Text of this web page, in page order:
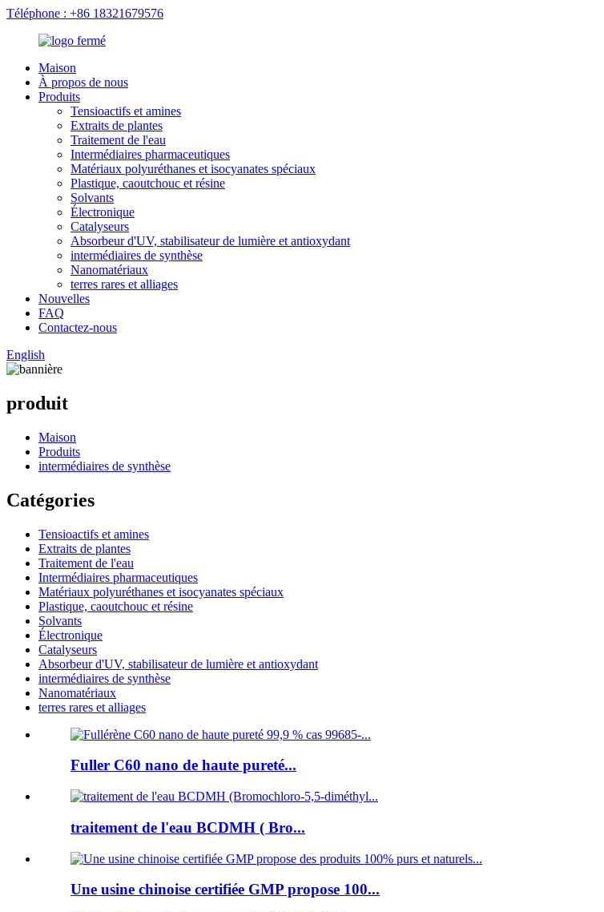
Téléphone : +86 18321679576
Maison
À propos de nous
Produits
Tensioactifs et amines
Extraits de plantes
Traitement de l'eau
Intermédiaires pharmaceutiques
Matériaux polyuréthanes et isocyanates spéciaux
Plastique, caoutchouc et résine
Solvants
Électronique
Catalyseurs
Absorbeur d'UV, stabilisateur de lumière et antioxydant
intermédiaires de synthèse
Nanomatériaux
terres rares et alliages
Nouvelles
FAQ
Contactez-nous
English
produit
Maison
Produits
intermédiaires de synthèse
Catégories
Tensioactifs et amines
Extraits de plantes
Traitement de l'eau
Intermédiaires pharmaceutiques
Matériaux polyuréthanes et isocyanates spéciaux
Plastique, caoutchouc et résine
Solvants
Électronique
Catalyseurs
Absorbeur d'UV, stabilisateur de lumière et antioxydant
intermédiaires de synthèse
Nanomatériaux
terres rares et alliages
Fuller C60 nano de haute pureté...
traitement de l'eau BCDMH ( Bro...
Une usine chinoise certifiée GMP propose 100...